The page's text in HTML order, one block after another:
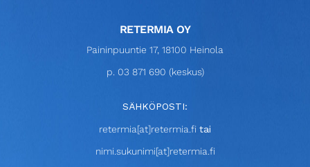
RETERMIA OY
Paininpuuntie 17, 18100 Heinola
p. 03 871 690 (keskus)
SÄHKÖPOSTI:
retermia[at]retermia.fi tai
nimi.sukunimi[at]retermia.fi